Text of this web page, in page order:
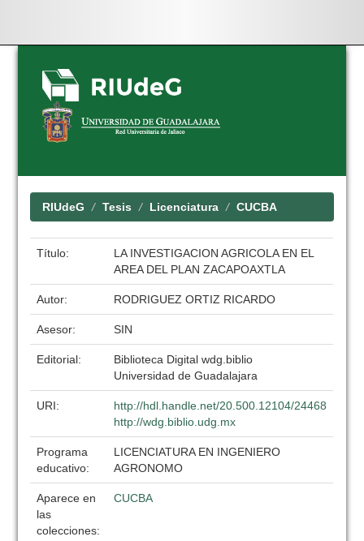
Skip
navigation
RIUdeG Tesis Licenciatura CUCBA
Título:
LA INVESTIGACION AGRICOLA EN EL
AREA DEL PLAN ZACAPOAXTLA
Autor: RODRIGUEZ ORTIZ RICARDO
Asesor: SIN
Editorial:
Biblioteca Digital wdg.biblio
Universidad de Guadalajara
URI:
http://hdl.handle.net/20.500.12104/24468
http://wdg.biblio.udg.mx
Programa
educativo:
LICENCIATURA EN INGENIERO
AGRONOMO
Aparece en
las
colecciones:
CUCBA